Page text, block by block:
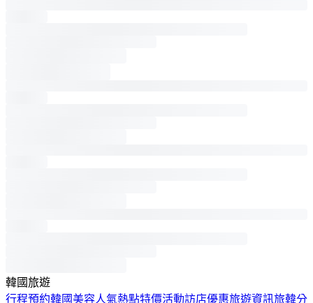
韓國旅遊
行程預約韓國美容人氣熱點特價活動訪店優惠旅遊資訊旅韓分